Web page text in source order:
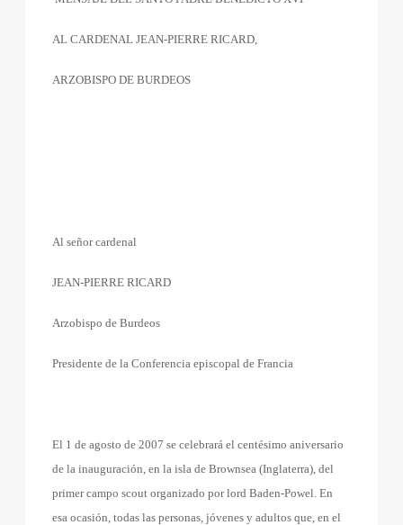
AL CARDENAL JEAN-PIERRE RICARD,
ARZOBISPO DE BURDEOS
Al señor cardenal
JEAN-PIERRE RICARD
Arzobispo de Burdeos
Presidente de la Conferencia episcopal de Francia
El 1 de agosto de 2007 se celebrará el centésimo aniversario
de la inauguración, en la isla de Brownsea (Inglaterra), del
primer campo scout organizado por lord Baden-Powel. En
esa ocasión, todas las personas, jóvenes y adultos que, en el